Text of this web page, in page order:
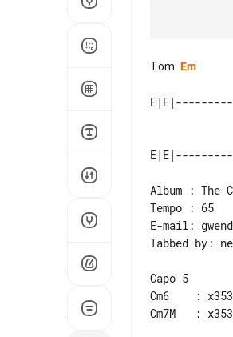
Tom: Em
Album : The
Tempo : 65
E-mail:
Tabbed by:
Capo 5
Cm6    :
Cm7M   :